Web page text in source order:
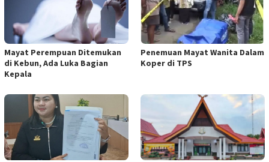
Mayat Perempuan Ditemukan
di Kebun, Ada Luka Bagian
Kepala
Penemuan Mayat Wanita Dalam
Koper di TPS